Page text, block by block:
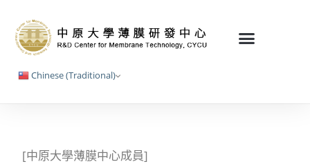
Chinese (Traditional)
[中原大學薄膜中心成員]